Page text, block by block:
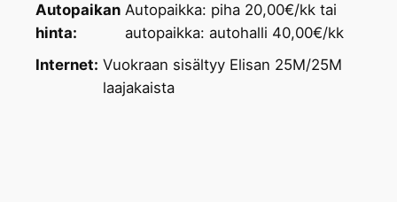
Autopaikan
hinta:
Autopaikka: piha 20,00€/kk tai
autopaikka: autohalli 40,00€/kk
Internet: Vuokraan sisältyy Elisan 25M/25M
laajakaista